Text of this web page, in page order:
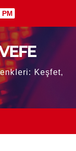
Keşfet,